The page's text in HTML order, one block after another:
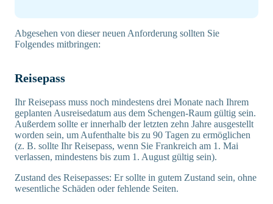
Abgesehen von dieser neuen Anforderung sollten Sie
Folgendes mitbringen:
Reisepass
Ihr Reisepass muss noch mindestens drei Monate nach Ihrem
geplanten Ausreisedatum aus dem Schengen-Raum gültig sein.
Außerdem sollte er innerhalb der letzten zehn Jahre ausgestellt
worden sein, um Aufenthalte bis zu 90 Tagen zu ermöglichen
(z. B. sollte Ihr Reisepass, wenn Sie Frankreich am 1. Mai
verlassen, mindestens bis zum 1. August gültig sein).
Zustand des Reisepasses: Er sollte in gutem Zustand sein, ohne
wesentliche Schäden oder fehlende Seiten.